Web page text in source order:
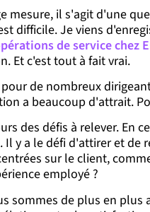
mesure, il s'agit d'une
difficile. Je viens
de service chez
Et c'est tout à fait vrai.
de nombreux
a beaucoup d'attrait.
des défis à relever. En
Il y a le défi d'attirer et de
sur le client,
employé ?
sommes de plus en